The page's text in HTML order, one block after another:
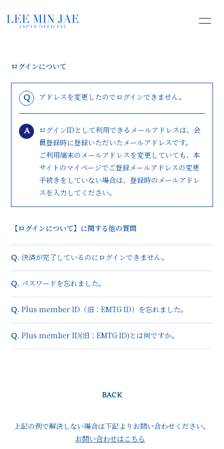
PROFILE
PHOTO
MOVIE
BLOG
無料会員登録 ログイン
ログインについて
Q アドレスを変更したのでログインできません。
A
ログインIDとして利用できるメールアドレスは、会
員登録時に登録いただいたメールアドレスです。
ご利用端末のメールアドレスを変更していても、本
サイトのマイページでご登録メールアドレスの変更
手続きをしていない場合は、登録時のメールアドレ
スを入力してください。
【ログインについて】に関する他の質問
Q. 決済が完了しているのにログインできません。
Q. パスワードを忘れました。
Q. Plus member ID（旧：EMTG ID）を忘れました。
Q. Plus member ID(旧：EMTG ID)とは何ですか。
BACK
上記の例で解決しない場合は下記よりお問い合わせください。
お問い合わせはこちら